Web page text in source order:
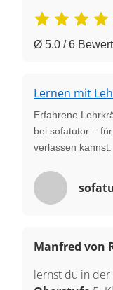
Ø 5.0 / 6
Lernen mit
Erfahrene
bei sofatutor –
verlassen kannst.
Manfred von
lernst du in der